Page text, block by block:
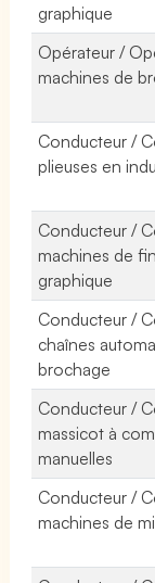
graphique
Opérateur /
machines de
Conducteur /
plieuses en
Conducteur /
machines de
graphique
Conducteur /
chaînes
brochage
Conducteur /
massicot à
manuelles
Conducteur /
machines de